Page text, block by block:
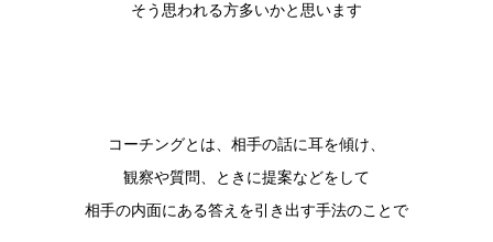
そう思われる方多いかと思います
コーチングとは、相手の話に耳を傾け、
観察や質問、ときに提案などをして
相手の内面にある答えを引き出す手法のことで